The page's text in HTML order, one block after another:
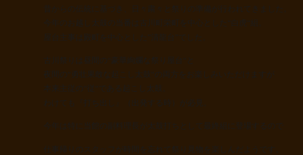
昔からの伝統に基づき、日々粛々と祭りの準備が行われてきました。
今年のお越し太鼓の当番は古川町栄町を中心とした
白虎
屋台主事は殿町を中心とした”清龍台”でした。
古川祭りは昼間の 豪華絢爛な祭り屋台
と
夜間の
勇壮果敢な起こし太鼓
の両方をお楽しみいただけますが
本来主従の 従
である起こし太鼓。
わけても『打ち出し』（出発する時）が必見。
今年は特に当館の副料理長が太鼓打ちとして最終組に登場するので
仕事帰りのスタッフが時間を忘れて祭り見物を楽しんだようです。